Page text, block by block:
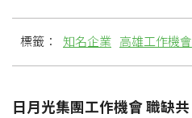
標籤： 知名企業 高雄工作機會
日月光集團工作機會 職缺共